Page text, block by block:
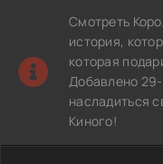
Смотреть
история,
которая
Добавлено
насладиться
Киного!